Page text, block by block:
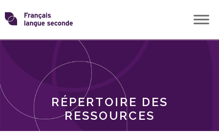
Skip
toTransformons
langue
RÉPERTOIRE DES
RESSOURCES
THÈMES